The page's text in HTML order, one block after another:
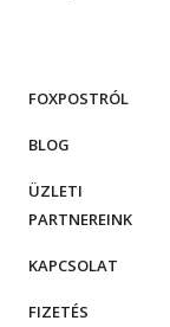
FOXPOSTRÓL
BLOG
ÜZLETI
PARTNEREINK
KAPCSOLAT
FIZETÉS